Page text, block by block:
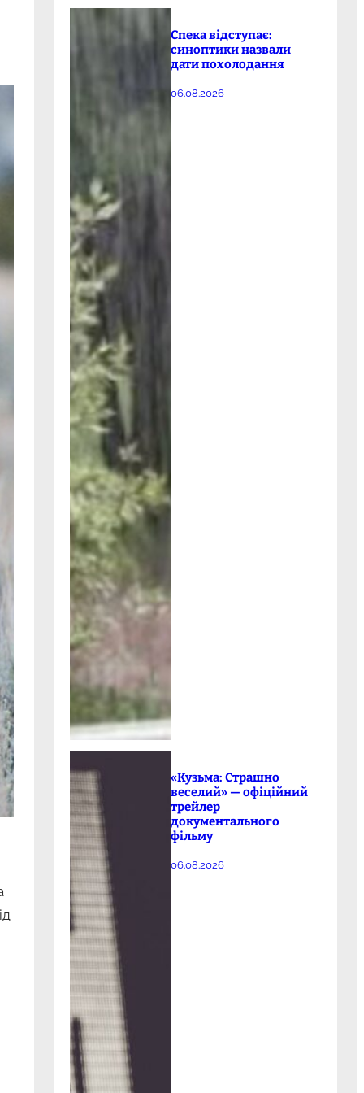
Спека відступає:
синоптики назвали
дати похолодання
06.08.2026
«Кузьма: Страшно
веселий» — офіційний
трейлер
документального
фільму
06.08.2026